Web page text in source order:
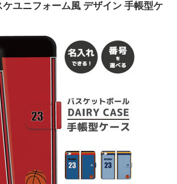
ユニフォーム風 デザイン 手帳型ケ